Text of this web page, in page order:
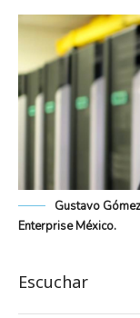
Gustavo
Enterprise México.
Escuchar